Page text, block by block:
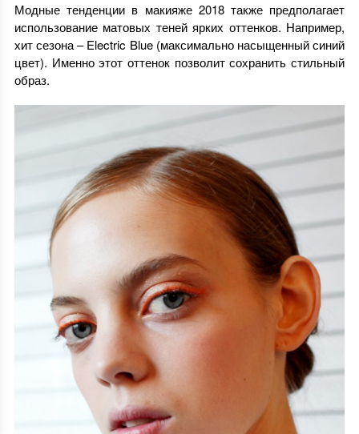
Модные тенденции в макияже 2018 также предполагает
использование матовых теней ярких оттенков. Например,
хит сезона – Electric Blue (максимально насыщенный синий
цвет). Именно этот оттенок позволит сохранить стильный
образ.